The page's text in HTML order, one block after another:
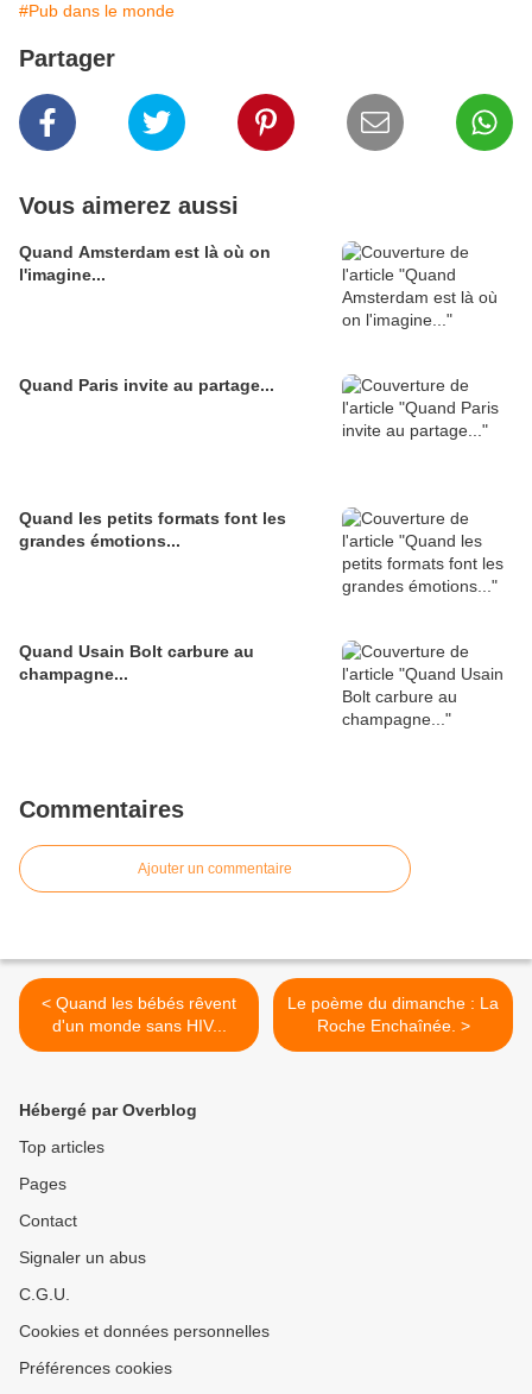
#Pub dans le monde
Partager
Vous aimerez aussi
Quand Amsterdam est là où on
l'imagine...
Quand Paris invite au partage...
Quand les petits formats font les
grandes émotions...
Quand Usain Bolt carbure au
champagne...
Commentaires
Ajouter un commentaire
< Quand les bébés rêvent
d'un monde sans HIV...
Le poème du dimanche : La
Roche Enchaînée. >
Hébergé par Overblog
Top articles
Pages
Contact
Signaler un abus
C.G.U.
Cookies et données personnelles
Préférences cookies